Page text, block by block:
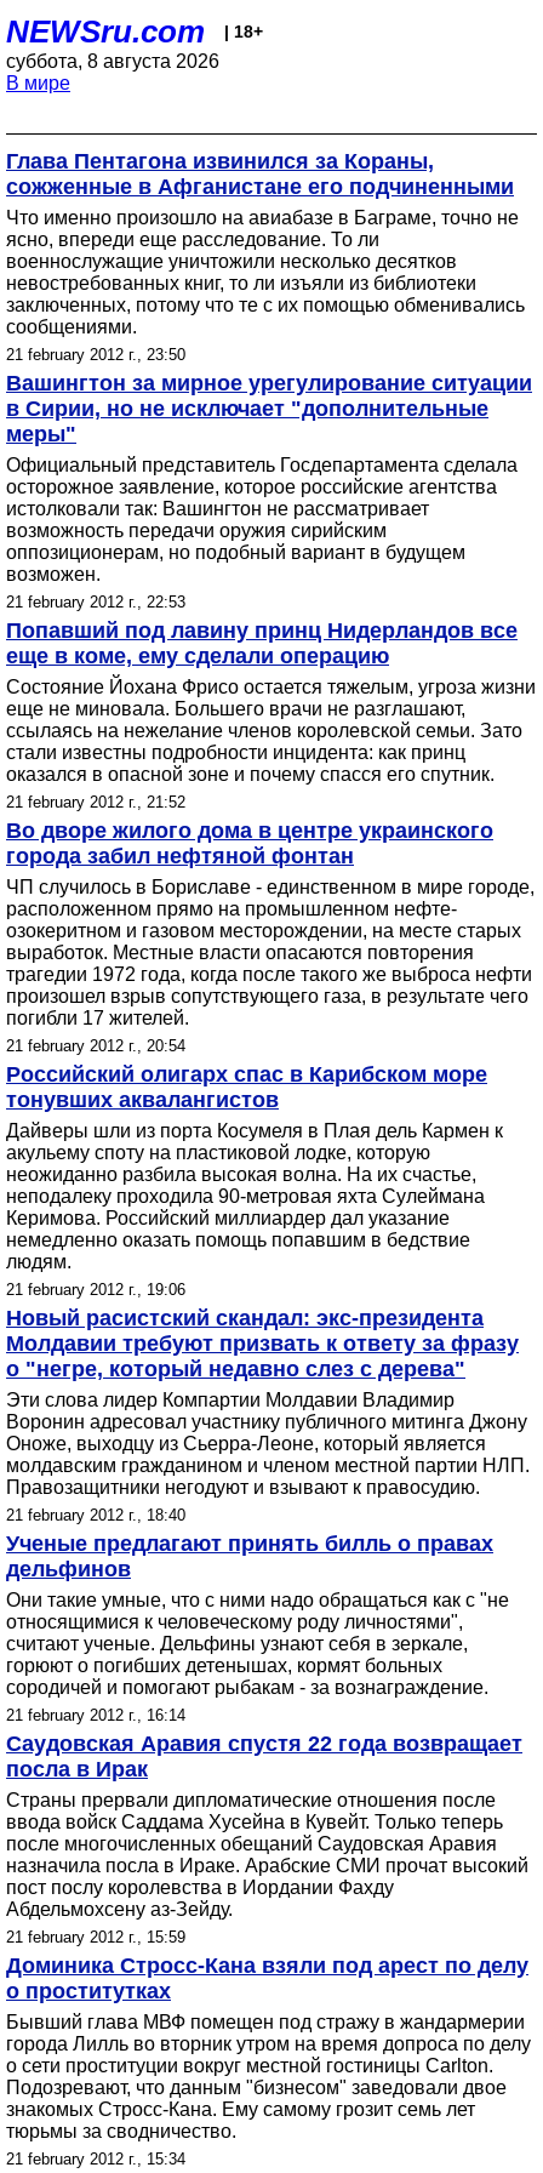
NEWSru.com | 18+
суббота, 8 августа 2026
В мире
Глава Пентагона извинился за Кораны,
сожженные в Афганистане его подчиненными
Что именно произошло на авиабазе в Баграме, точно не
ясно, впереди еще расследование. То ли
военнослужащие уничтожили несколько десятков
невостребованных книг, то ли изъяли из библиотеки
заключенных, потому что те с их помощью обменивались
сообщениями.
21 february 2012 г., 23:50
Вашингтон за мирное урегулирование ситуации
в Сирии, но не исключает "дополнительные
меры"
Официальный представитель Госдепартамента сделала
осторожное заявление, которое российские агентства
истолковали так: Вашингтон не рассматривает
возможность передачи оружия сирийским
оппозиционерам, но подобный вариант в будущем
возможен.
21 february 2012 г., 22:53
Попавший под лавину принц Нидерландов все
еще в коме, ему сделали операцию
Состояние Йохана Фрисо остается тяжелым, угроза жизни
еще не миновала. Большего врачи не разглашают,
ссылаясь на нежелание членов королевской семьи. Зато
стали известны подробности инцидента: как принц
оказался в опасной зоне и почему спасся его спутник.
21 february 2012 г., 21:52
Во дворе жилого дома в центре украинского
города забил нефтяной фонтан
ЧП случилось в Бориславе - единственном в мире городе,
расположенном прямо на промышленном нефте-
озокеритном и газовом месторождении, на месте старых
выработок. Местные власти опасаются повторения
трагедии 1972 года, когда после такого же выброса нефти
произошел взрыв сопутствующего газа, в результате чего
погибли 17 жителей.
21 february 2012 г., 20:54
Российский олигарх спас в Карибском море
тонувших аквалангистов
Дайверы шли из порта Косумеля в Плая дель Кармен к
акульему споту на пластиковой лодке, которую
неожиданно разбила высокая волна. На их счастье,
неподалеку проходила 90-метровая яхта Сулеймана
Керимова. Российский миллиардер дал указание
немедленно оказать помощь попавшим в бедствие
людям.
21 february 2012 г., 19:06
Новый расистский скандал: экс-президента
Молдавии требуют призвать к ответу за фразу
о "негре, который недавно слез с дерева"
Эти слова лидер Компартии Молдавии Владимир
Воронин адресовал участнику публичного митинга Джону
Оноже, выходцу из Сьерра-Леоне, который является
молдавским гражданином и членом местной партии НЛП.
Правозащитники негодуют и взывают к правосудию.
21 february 2012 г., 18:40
Ученые предлагают принять билль о правах
дельфинов
Они такие умные, что с ними надо обращаться как с "не
относящимися к человеческому роду личностями",
считают ученые. Дельфины узнают себя в зеркале,
горюют о погибших детенышах, кормят больных
сородичей и помогают рыбакам - за вознаграждение.
21 february 2012 г., 16:14
Саудовская Аравия спустя 22 года возвращает
посла в Ирак
Страны прервали дипломатические отношения после
ввода войск Саддама Хусейна в Кувейт. Только теперь
после многочисленных обещаний Саудовская Аравия
назначила посла в Ираке. Арабские СМИ прочат высокий
пост послу королевства в Иордании Фахду
Абдельмохсену аз-Зейду.
21 february 2012 г., 15:59
Доминика Стросс-Кана взяли под арест по делу
о проститутках
Бывший глава МВФ помещен под стражу в жандармерии
города Лилль во вторник утром на время допроса по делу
о сети проституции вокруг местной гостиницы Carlton.
Подозревают, что данным "бизнесом" заведовали двое
знакомых Стросс-Кана. Ему самому грозит семь лет
тюрьмы за сводничество.
21 february 2012 г., 15:34